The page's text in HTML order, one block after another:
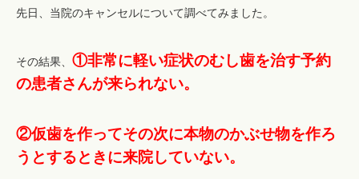
先日、当院のキャンセルについて調べてみました。
その結果、 ①非常に軽い症状のむし歯を治す予約
の患者さんが来られない。
②仮歯を作ってその次に本物のかぶせ物を作ろ
うとするときに来院していない。